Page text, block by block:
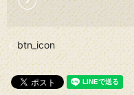
btn_icon